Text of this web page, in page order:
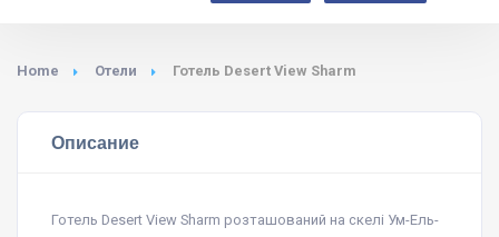
Home Отели Готель Desert View Sharm
Описание
Готель Desert View Sharm розташований на скелі Ум-Ель-